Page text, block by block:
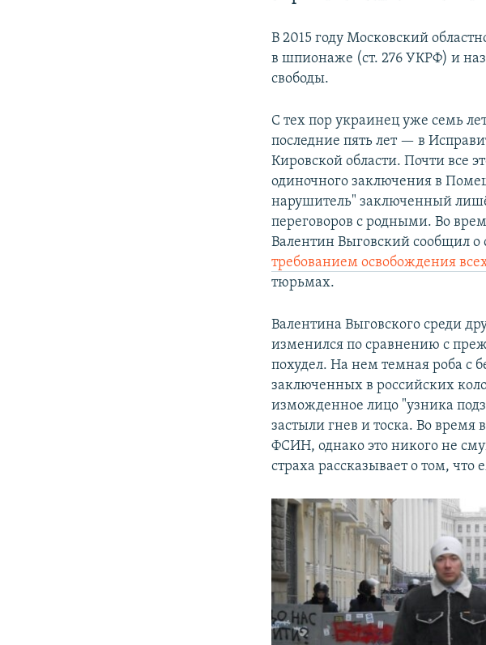
В 2015 году Московский
в шпионаже (ст. 276 УКРФ) и
свободы.
С тех пор украинец уже семь
последние пять лет — в
Кировской области. Почти все
одиночного заключения в
нарушитель" заключенный
переговоров с родными. Во
Валентин Выговский сообщил
требованием освобождения
тюрьмах.
Валентина Выговского среди
изменился по сравнению с
похудел. На нем темная роба с
заключенных в российских
изможденное лицо "узника
застыли гнев и тоска. Во время
ФСИН, однако это никого не
страха рассказывает о том, что